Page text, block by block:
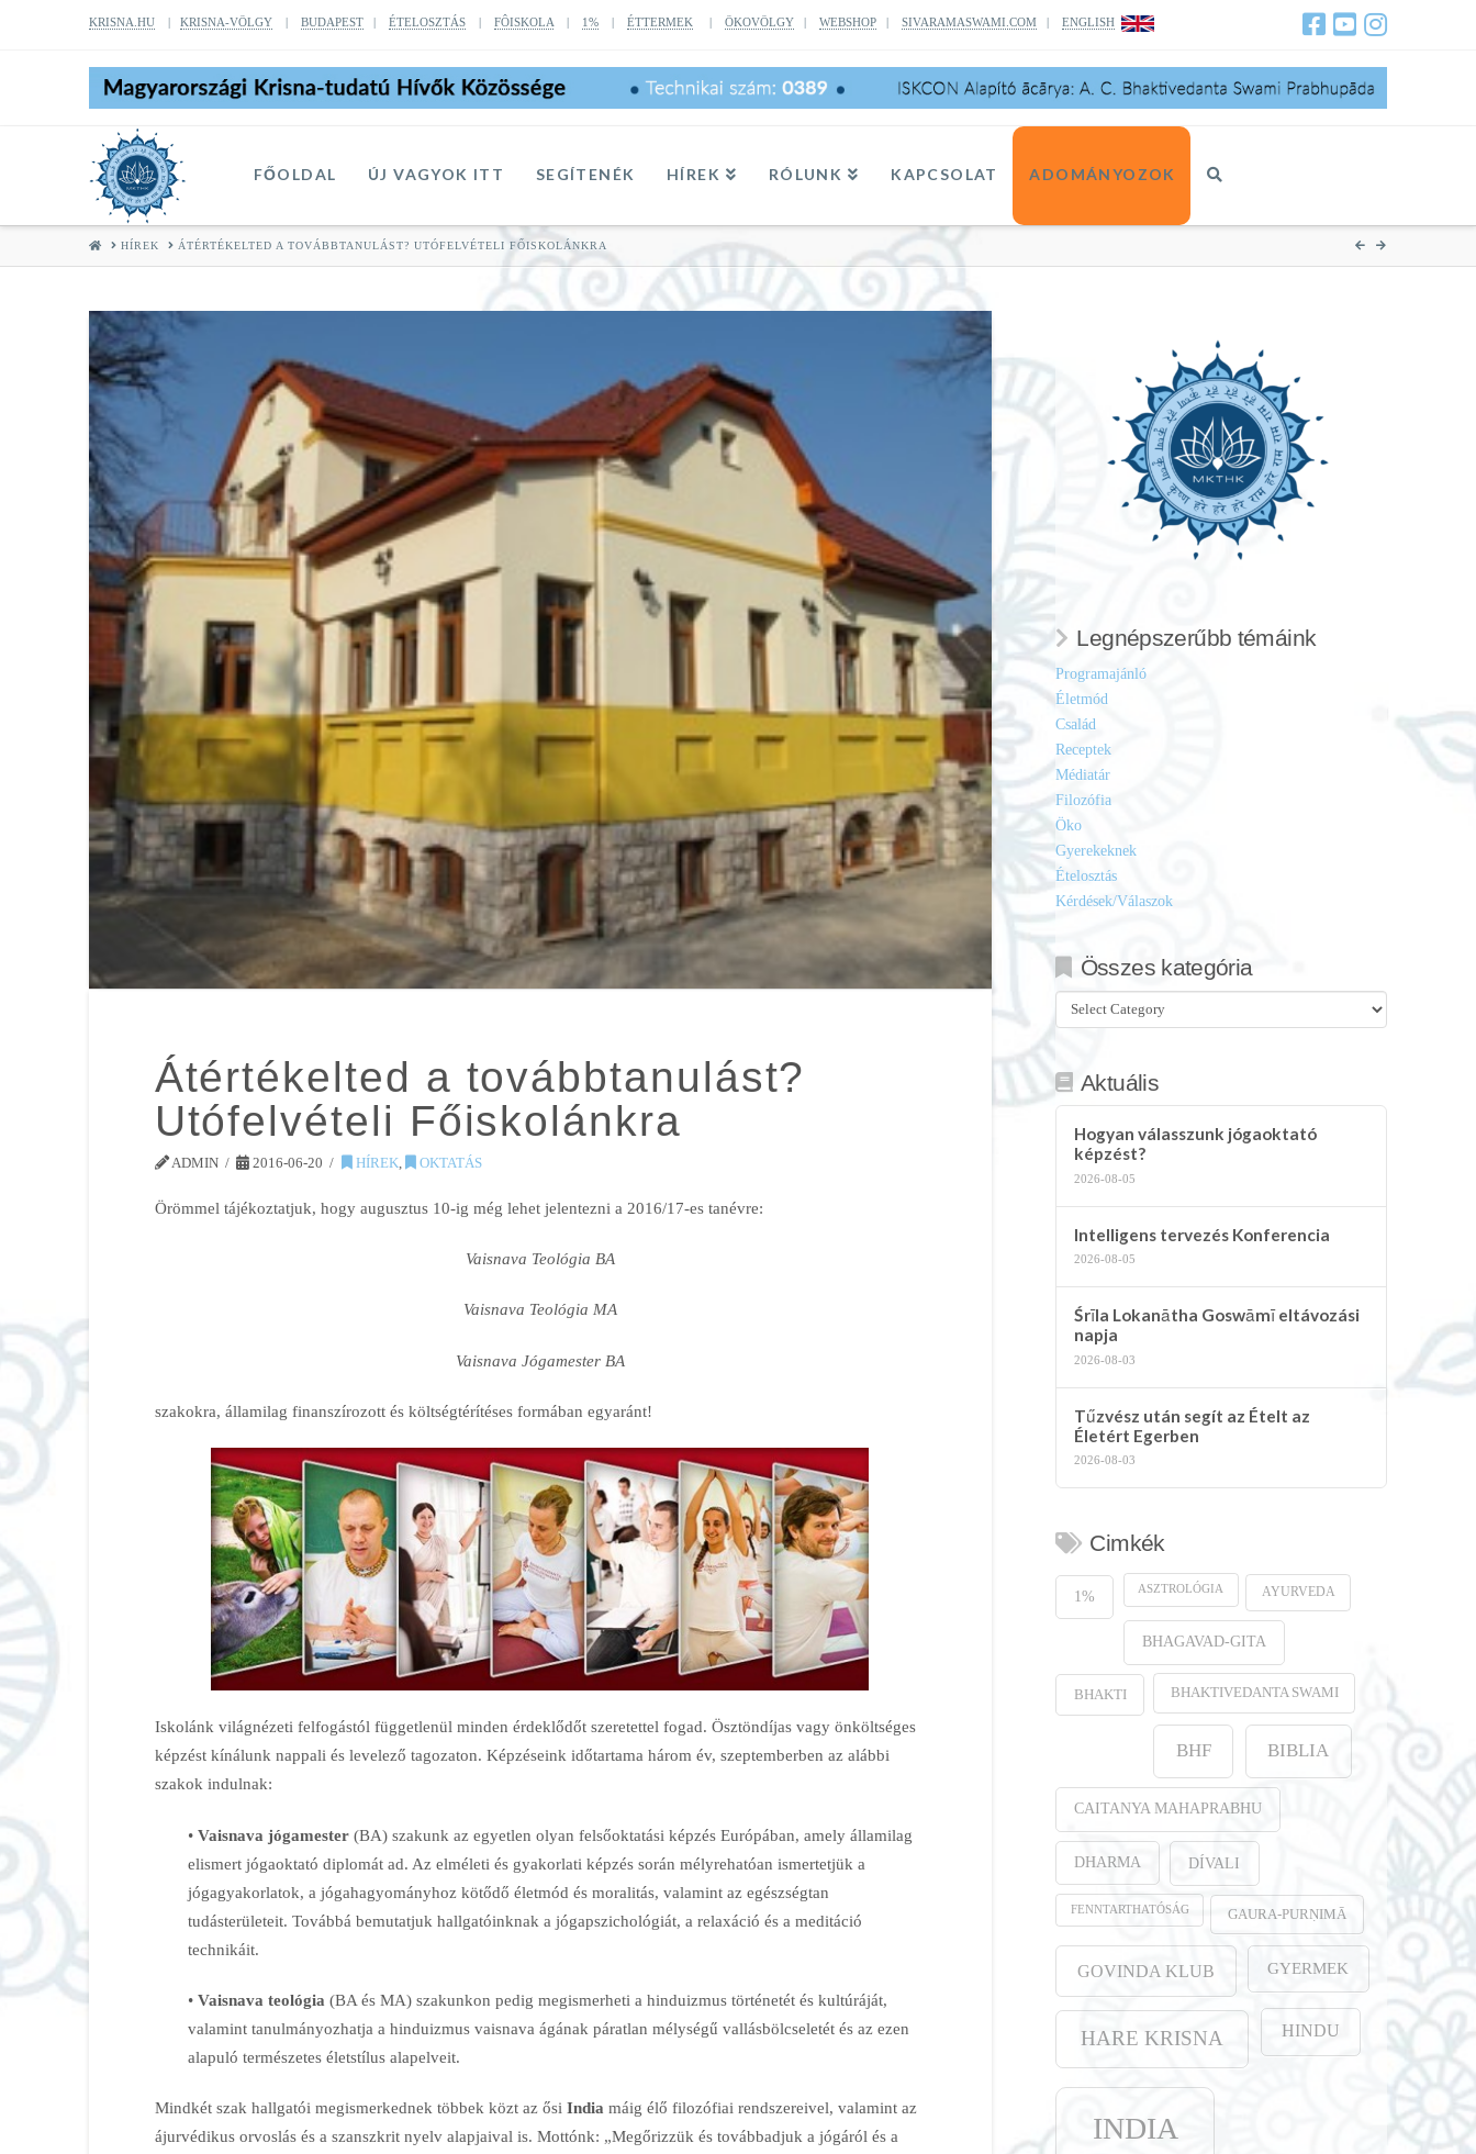
KRISNA.HU| KRISNA-VÖLGY| BUDAPEST| ÉTELOSZTÁS| FÔISKOLA| 1%| ÉTTERMEK | ÖKOVÖLGY| WEBSHOP| SIVARAMASWAMI.COM| ENGLISH
FŐOLDAL ÚJ VAGYOK ITT SEGÍTENÉK HÍREK RÓLUNK KAPCSOLAT ADOMÁNYOZOK
HOMEHÍREK ÁTÉRTÉKELTED A TOVÁBBTANULÁST? UTÓFELVÉTELI FŐISKOLÁNKRA
Átértékelted a továbbtanulást?
Utófelvételi Főiskolánkra
ADMIN 2016-06-20 HÍREK, OKTATÁS
Örömmel tájékoztatjuk, hogy augusztus 10-ig még lehet jelentezni a 2016/17-es tanévre:
Vaisnava Teológia BA
Vaisnava Teológia MA
Vaisnava Jógamester BA
szakokra, államilag finanszírozott és költségtérítéses formában egyaránt!
Iskolánk világnézeti felfogástól függetlenül minden érdeklődőt szeretettel fogad. Ösztöndíjas vagy önköltséges
képzést kínálunk nappali és levelező tagozaton. Képzéseink időtartama három év, szeptemberben az alábbi
szakok indulnak:
• Vaisnava jógamester(BA) szakunk az egyetlen olyan felsőoktatási képzés Európában, amely államilag
elismert jógaoktató diplomát ad. Az elméleti és gyakorlati képzés során mélyrehatóan ismertetjük a
jógagyakorlatok, a jógahagyományhoz kötődő életmód és moralitás, valamint az egészségtan
tudásterületeit. Továbbá bemutatjuk hallgatóinknak a jógapszichológiát, a relaxáció és a meditáció
technikáit.
• Vaisnava teológia (BA és MA) szakunkon pedig megismerheti a hinduizmus történetét és kultúráját,
valamint tanulmányozhatja a hinduizmus vaisnava ágának páratlan mélységű vallásbölcseletét és az ezen
alapuló természetes életstílus alapelveit.
Mindkét szak hallgatói megismerkednek többek közt az ősi India máig élő filozófiai rendszereivel, valamint az
ájurvédikus orvoslás és a szanszkrit nyelv alapjaival is. Mottónk: „Megőrizzük és továbbadjuk a jógáról és a
Legnépszerűbb témáink
Programajánló
Életmód
Család
Receptek
Médiatár
Filozófia
Öko
Gyerekeknek
Ételosztás
Kérdések/Válaszok
Összes kategória
Összes
kategória
Aktuális
Hogyan válasszunk jógaoktató
képzést?
2026-08-05
Intelligens tervezés Konferencia
2026-08-05
Śrīla Lokanātha Goswāmī eltávozási
napja
2026-08-03
Tűzvész után segít az Ételt az
Életért Egerben
2026-08-03
Cimkék
1% ASZTROLÓGIA AYURVEDA
BHAGAVAD-GITA
BHAKTI BHAKTIVEDANTA SWAMI
BHF BIBLIA
CAITANYA MAHAPRABHU
DHARMA DÍVALI
FENNTARTHATÓSÁG GAURA-PURṆIMĀ
GOVINDA KLUB GYERMEK
HARE KRISNA HINDU
INDIA